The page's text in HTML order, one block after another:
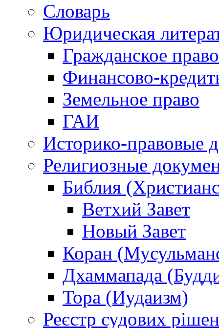
Словарь
Юридическая
Гражданское право
Финансово-
Земельное право
ГАИ
Историко-правовые
Религиозные
Библия
Ветхий Завет
Новый Завет
Коран
Дхаммапада
Тора (Иудаизм)
Реєстр судових